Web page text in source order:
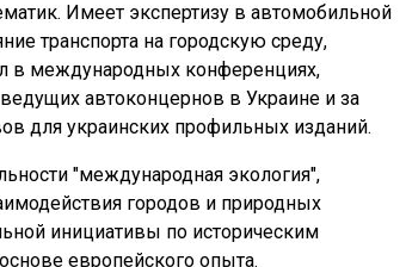
Имеет экспертизу в автомобильной
транспорта на городскую среду,
в международных конференциях,
автоконцернов в Украине и за
для украинских профильных изданий.
"международная экология",
городов и природных
инициативы по историческим
европейского опыта.